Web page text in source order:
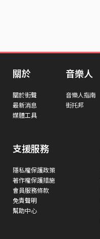
關於
關於街聲
最新消息
媒體工具
音樂人
音樂人指南
街托邦
支援服務
隱私權保護政策
著作權保護措施
會員服務條款
免責聲明
幫助中心